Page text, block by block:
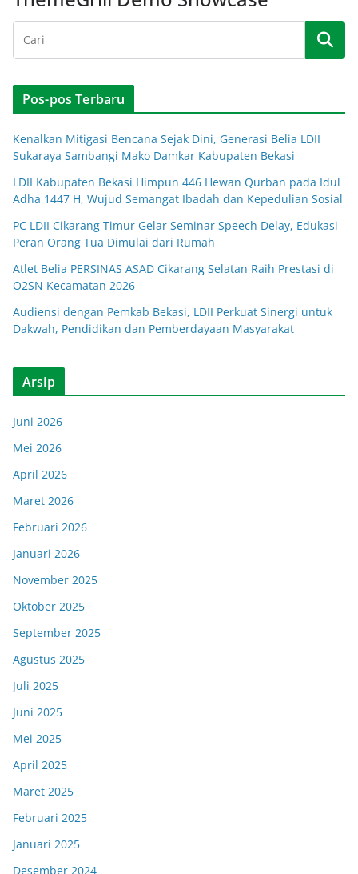
Pos-pos Terbaru
Kenalkan Mitigasi Bencana Sejak Dini, Generasi Belia LDII
Sukaraya Sambangi Mako Damkar Kabupaten Bekasi
LDII Kabupaten Bekasi Himpun 446 Hewan Qurban pada Idul
Adha 1447 H, Wujud Semangat Ibadah dan Kepedulian Sosial
PC LDII Cikarang Timur Gelar Seminar Speech Delay, Edukasi
Peran Orang Tua Dimulai dari Rumah
Atlet Belia PERSINAS ASAD Cikarang Selatan Raih Prestasi di
O2SN Kecamatan 2026
Audiensi dengan Pemkab Bekasi, LDII Perkuat Sinergi untuk
Dakwah, Pendidikan dan Pemberdayaan Masyarakat
Arsip
Juni 2026
Mei 2026
April 2026
Maret 2026
Februari 2026
Januari 2026
November 2025
Oktober 2025
September 2025
Agustus 2025
Juli 2025
Juni 2025
Mei 2025
April 2025
Maret 2025
Februari 2025
Januari 2025
Desember 2024